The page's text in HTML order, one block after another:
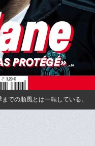
での順風とは一転している。